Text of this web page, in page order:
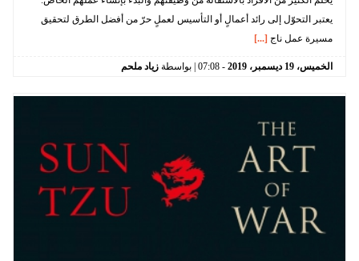
يعتبر التحوّل إلى رائد أعمالٍ أو التأسيس لعملٍ حرّ من أفضل الطرق لتحقيق
مسيرة عمل ناج [...]
الخميس، 19 ديسمبر، 2019
-
07:08 | بواسطة زياد ملحم